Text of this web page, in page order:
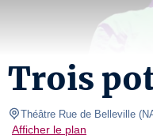
Trois
Théâtre Rue de Belleville (
Afficher le plan